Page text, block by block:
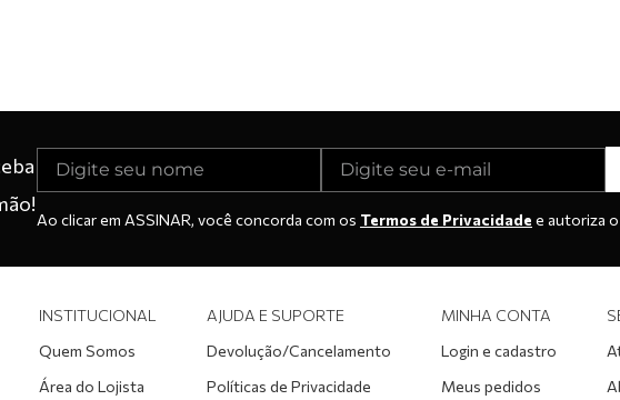
Ao clicar em ASSINAR, você concorda com os Termos de Privacidade e autoriza
INSTITUCIONAL
Quem Somos
Área do Lojista
AJUDA E SUPORTE
Devolução/Cancelamento
Políticas de Privacidade
MINHA CONTA
Login e cadastro
Meus pedidos